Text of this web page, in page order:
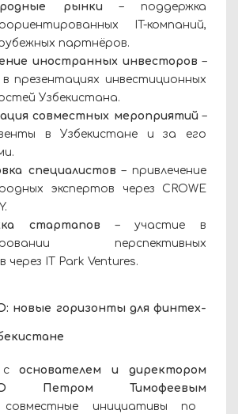
рынки – поддержка
IT-компаний,
партнёров.
иностранных инвесторов –
презентациях инвестиционных
Узбекистана.
совместных мероприятий –
в Узбекистане и за его
специалистов – привлечение
экспертов через CROWE
стартапов – участие в
перспективных
через IT Park Ventures.
новые горизонты для финтех-
соснователем и директором
Петром Тимофеевым
совместные инициативы по